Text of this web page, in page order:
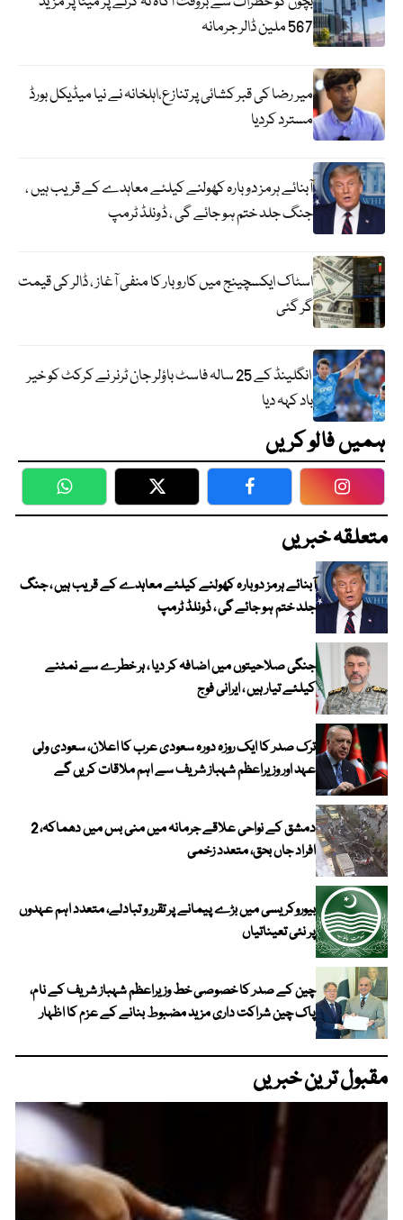
567 ملین ڈالر جرمانہ
میر رضا کی قبر کشائی پر تنازع،اہلخانہ نے نیا میڈیکل بورڈ
مسترد کردیا
آبنائے ہرمز دوبارہ کھولنے کیلئے معاہدے کے قریب ہیں ،
جنگ جلد ختم ہو جائے گی ، ڈونلڈ ٹرمپ
اسٹاک ایکسچینج میں کاروبار کا منفی آغاز ، ڈالر کی قیمت
گر گئی
انگلینڈ کے 25 سالہ فاسٹ باؤلر جان ٹرنر نے کرکٹ کو خیر
باد کہہ دیا
ہمیں فالو کریں
WhatsApp Twitter Facebook
متعلقہ خبریں
آبنائے ہرمز دوبارہ کھولنے کیلئے معاہدے کے قریب ہیں ، جنگ
جلد ختم ہو جائے گی ، ڈونلڈ ٹرمپ
جنگی صلاحیتوں میں اضافہ کر دیا ، ہر خطرے سے نمٹنے
کیلئے تیار ہیں ، ایرانی فوج
ترک صدر کا ایک روزہ دورہ سعودی عرب کا اعلان، سعودی ولی
عہد اور وزیراعظم شہباز شریف سے اہم ملاقات کریں گے
دمشق کے نواحی علاقے جرمانہ میں منی بس میں دھماکہ، 2
افراد جاں بحق، متعدد زخمی
بیوروکریسی میں بڑے پیمانے پر تقرر و تبادلے، متعدد اہم عہدوں
پر نئی تعیناتیاں
چین کے صدر کا خصوصی خط وزیراعظم شہباز شریف کے نام،
پاک چین شراکت داری مزید مضبوط بنانے کے عزم کا اظہار
مقبول ترین خبریں